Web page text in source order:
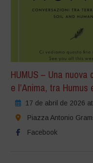
HUMUS – Una
e l’Anima, tra Humus
17 de abril de 2026
Piazza Antonio
Facebook